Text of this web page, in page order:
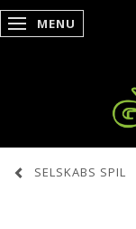
SKIFTE NAVIGATION
MENU
SELSKABS SPIL